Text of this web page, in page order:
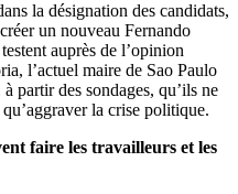
la désignation des candidats,
un nouveau Fernando
auprès de l’opinion
l’actuel maire de Sao Paulo
partir des sondages, qu’ils ne
la crise politique.
faire les travailleurs et les